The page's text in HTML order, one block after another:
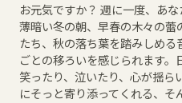
お元気ですか？ 週に一度、あ
薄暗い冬の朝、早春の木々の
たち、秋の落ち葉を踏みしめ
ごとの移ろいを感じられます。
笑ったり、泣いたり、心が揺
にそっと寄り添ってくれる、そ